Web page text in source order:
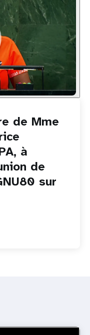
de Mme
à
de
sur